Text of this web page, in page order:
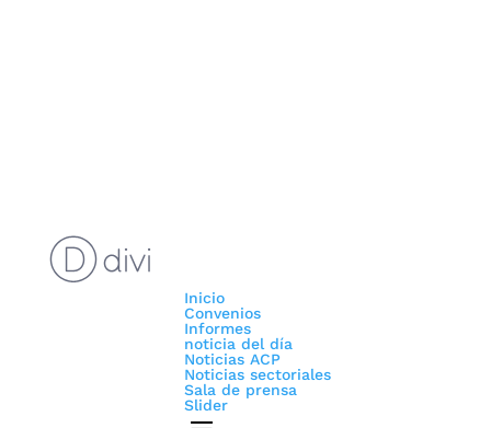
Inicio
Convenios
Informes
noticia del día
Noticias ACP
Noticias sectoriales
Sala de prensa
Slider